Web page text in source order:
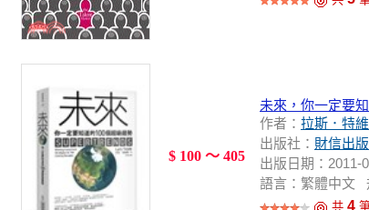
$ 100 ～ 405
未來，你一定要
作者： 拉斯．特
出版社： 財信出版
出版日期：2011-
語言：繁體中文
共 4